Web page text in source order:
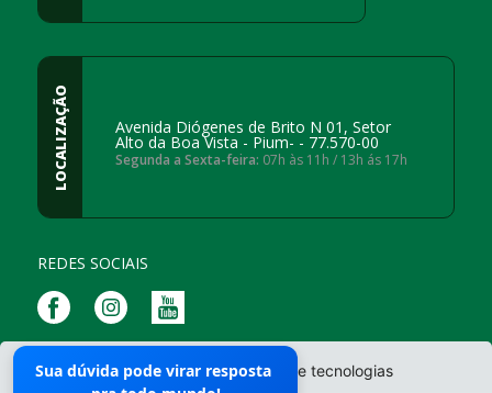
O site da Prefeitura não utiliza cookies e tecnologias
LOCALIZAÇÃO Avenida Diógenes de Brito N 01, Setor
Alto da Boa Vista - Pium- - 77.570-00
Segunda a Sexta-feira: 07h às 11h / 13h ás 17h
REDES SOCIAIS
Mapa do Site
Sua dúvida pode virar resposta